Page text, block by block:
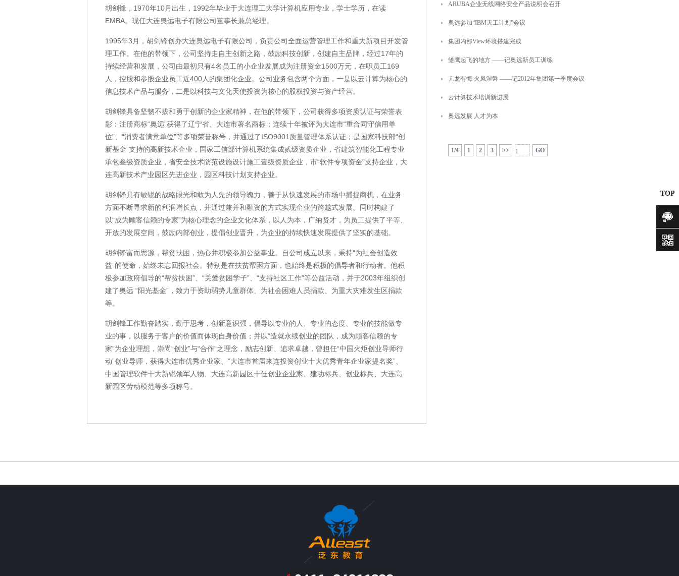
胡剑锋，1970年10月出生，1992年毕业于大连理工大学计算机应用专业，学士学历，在读
EMBA。现任大连奥远电子有限公司董事长兼总经理。
1995年3月，胡剑锋创办大连奥远电子有限公司，负责公司全面运营管理工作和重大新项目开发管
理工作。在他的带领下，公司坚持走自主创新之路，鼓励科技创新，创建自主品牌，经过17年的
持续经营和发展，公司由最初只有4名员工的小企业发展成为注册资金1500万元，在职员工169
人，控股和参股企业员工近400人的集团化企业。公司业务包含两个方面，一是以云计算为核心的
信息技术产品与服务，二是以科技与文化天使投资为核心的股权投资与资产经营。
胡剑锋具备坚韧不拔和勇于创新的企业家精神，在他的带领下，公司获得多项资质认证与荣誉表
彰：注册商标“奥远”获得了辽宁省、大连市著名商标；连续十年被评为大连市“重合同守信用单
位”、“消费者满意单位”等多项荣誉称号，并通过了ISO9001质量管理体系认证；是国家科技部“创
新基金”支持的高新技术企业，国家工信部计算机系统集成贰级资质企业，省建筑智能化工程专业
承包叁级资质企业，省安全技术防范设施设计施工壹级资质企业，市“软件专项资金”支持企业，大
连高新技术产业园区先进企业，园区科技计划支持企业。
胡剑锋具有敏锐的战略眼光和敢为人先的领导魄力，善于从快速发展的市场中捕捉商机，在业务
方面不断寻求新的利润增长点，并通过兼并和融资的方式实现企业的跨越式发展。同时构建了
以“成为顾客信赖的专家”为核心理念的企业文化体系，以人为本，广纳贤才，为员工提供了平等、
开放的发展空间，鼓励内部创业，提倡创业晋升，为企业的持续快速发展提供了坚实的基础。
胡剑锋富而思源，帮贫扶困，热心并积极参加公益事业。自公司成立以来，秉持“为社会创造效
益”的使命，始终未忘回报社会。特别是在扶贫帮困方面，也始终是积极的倡导者和行动者。他积
极参加政府倡导的“帮贫扶困”、“关爱贫困学子”、“支持社区工作”等公益活动，并于2003年组织创
建了奥远 “阳光基金”，致力于资助弱势儿童群体、为社会困难人员捐款、为重大灾难发生区捐款
等。
胡剑锋工作勤奋踏实，勤于思考，创新意识强，倡导以专业的人、专业的态度、专业的技能做专
业的事，以服务于客户的价值而体现自身价值；并以“造就永续创业的团队，成为顾客信赖的专
家”为企业理想，崇尚“创业”与“合作”之理念，励志创新、追求卓越，曾担任“中国火炬创业导师行
动”创业导师，获得大连市优秀企业家、“大连市首届来连投资创业十大优秀青年企业家提名奖”、
中国管理软件十大新锐领军人物、大连高新园区十佳创业企业家、建功标兵、创业标兵、大连高
新园区劳动模范等多项称号。
ARUBA企业无线网络安全产品说明会召开
奥远参加“IBM天工计划”会议
集团内部View环境搭建完成
雏鹰起飞的地方 ——记奥远新员工训练
亢龙有悔 火凤涅磐 ——记2012年集团第一季度会议
云计算技术培训新进展
奥远发展 人才为本
1/4 1 2 3 >> GO
TOP
咨询